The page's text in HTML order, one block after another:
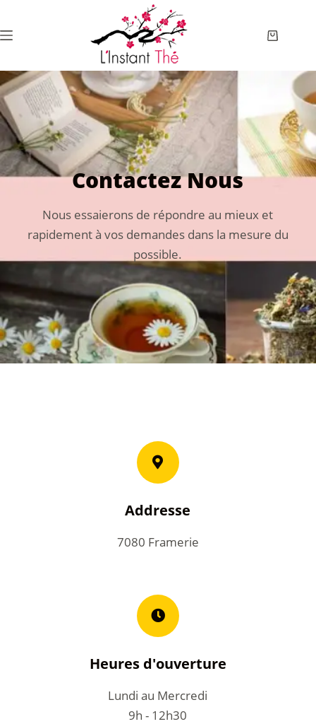
Contactez Nous
Nous essaierons de répondre au mieux et
rapidement à vos demandes dans la mesure du
possible.
Addresse
7080 Framerie
Heures d'ouverture
Lundi au Mercredi
9h - 12h30